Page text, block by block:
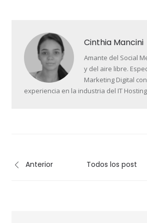
Cinthia Mancini
Amante del Social
y del aire libre.
Marketing Digital
experiencia en la industria del IT
Anterior Todos los post